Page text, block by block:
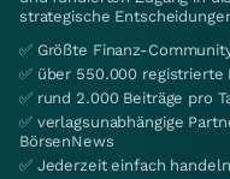
strategische
✅ Größte Finanz-
✅ über 550.000 registrierte
✅ rund 2.000 Beiträge pro
✅ verlagsunabhängige
BörsenNews
✅ Jederzeit einfach